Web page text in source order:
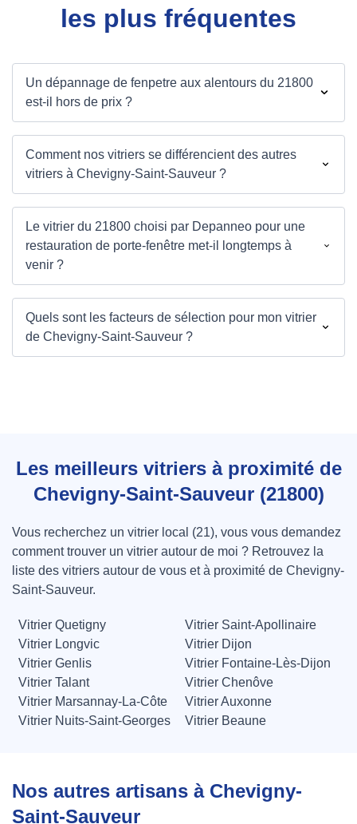
les plus fréquentes
Un dépannage de fenpetre aux alentours du 21800
est-il hors de prix ?
Comment nos vitriers se différencient des autres
vitriers à Chevigny-Saint-Sauveur ?
Le vitrier du 21800 choisi par Depanneo pour une
restauration de porte-fenêtre met-il longtemps à
venir ?
Quels sont les facteurs de sélection pour mon vitrier
de Chevigny-Saint-Sauveur ?
Les meilleurs vitriers à proximité de
Chevigny-Saint-Sauveur (21800)
Vous recherchez un vitrier local (21), vous vous demandez
comment trouver un vitrier autour de moi ? Retrouvez la
liste des vitriers autour de vous et à proximité de Chevigny-
Saint-Sauveur.
Vitrier Quetigny
Vitrier Saint-Apollinaire
Vitrier Longvic
Vitrier Dijon
Vitrier Genlis
Vitrier Fontaine-Lès-Dijon
Vitrier Talant
Vitrier Chenôve
Vitrier Marsannay-La-Côte
Vitrier Auxonne
Vitrier Nuits-Saint-Georges
Vitrier Beaune
Nos autres artisans à Chevigny-
Saint-Sauveur